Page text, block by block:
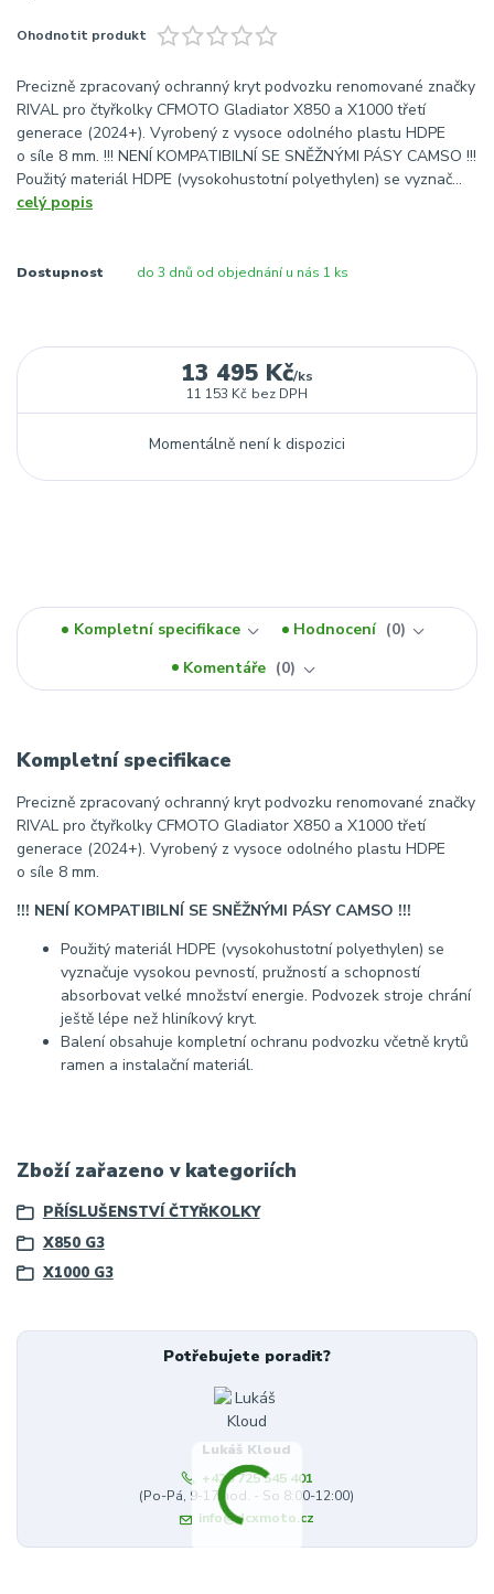
Ohodnotit produkt
Precizně zpracovaný ochranný kryt podvozku renomované značky
RIVAL pro čtyřkolky CFMOTO Gladiator X850 a X1000 třetí
generace (2024+). Vyrobený z vysoce odolného plastu HDPE
o síle 8 mm. !!! NENÍ KOMPATIBILNÍ SE SNĚŽNÝMI PÁSY CAMSO !!!
Použitý materiál HDPE (vysokohustotní polyethylen) se vyznač...
celý popis
Dostupnost do 3 dnů od objednání u nás 1 ks
13 495 Kč/ks
11 153 Kč bez DPH
Momentálně není k dispozici
Kompletní specifikace Hodnocení
0
Komentáře
0
Kompletní specifikace
Precizně zpracovaný ochranný kryt podvozku renomované značky
RIVAL pro čtyřkolky CFMOTO Gladiator X850 a X1000 třetí
generace (2024+). Vyrobený z vysoce odolného plastu HDPE
o síle 8 mm.
!!! NENÍ KOMPATIBILNÍ SE SNĚŽNÝMI PÁSY CAMSO !!!
Použitý materiál HDPE (vysokohustotní polyethylen) se
vyznačuje vysokou pevností, pružností a schopností
absorbovat velké množství energie. Podvozek stroje chrání
ještě lépe než hliníkový kryt.
Balení obsahuje kompletní ochranu podvozku včetně krytů
ramen a instalační materiál.
Zboží zařazeno v kategoriích
PŘÍSLUŠENSTVÍ ČTYŘKOLKY
X850 G3
X1000 G3
Potřebujete poradit?
Lukáš Kloud
+420 725 545 401
(Po-Pá, 9-17 hod. - So 8:00-12:00)
info@dcxmoto.cz